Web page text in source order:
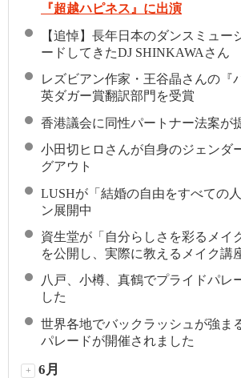
『超越ハピネス』に出演
【追悼】長年日本のダンスミュー
ードしてきたDJ SHINKAWAさん
レズビアン作家・王谷晶さんの『
英ダガー賞翻訳部門を受賞
香港議会に同性パートナー法案が
小田切ヒロさんが自身のジェンダ
グアウト
LUSHが「結婚の自由をすべての
ン展開中
資生堂が「自分らしさを彩るメイ
を公開し、実際に教えるメイク講
八戸、小樽、真鶴でプライドパレ
した
世界各地でバックラッシュが強ま
パレードが開催されました
+ 6月